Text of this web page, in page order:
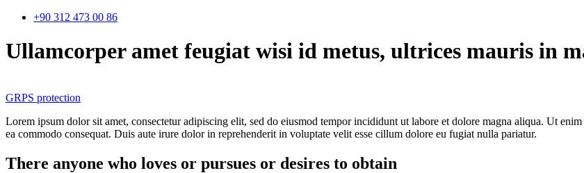
+90 312 473 00 86
Ullamcorper amet feugiat wisi id metus, ultrices mauris in
GRPS protection
Lorem ipsum dolor sit amet, consectetur adipiscing elit, sed do eiusmod tempor incididunt ut labore et dolore magna aliqua. Ut
ea commodo consequat. Duis aute irure dolor in reprehenderit in voluptate velit esse cillum dolore eu fugiat nulla pariatur.
There anyone who loves or pursues or desires to obtain